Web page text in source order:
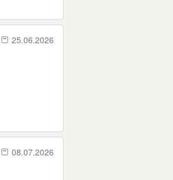
25.06.2026
08.07.2026